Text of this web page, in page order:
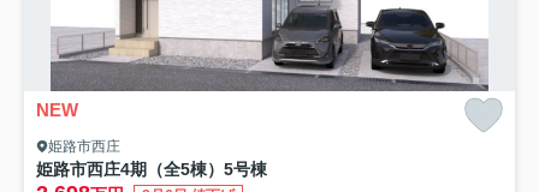
NEW
姫路市西庄
姫路市西庄4期（全5棟）5号棟